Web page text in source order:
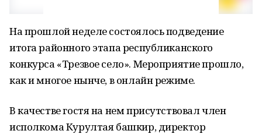
На прошлой неделе состоялось подведение
итога районного этапа республиканского
конкурса «Трезвое село». Мероприятие прошло,
как и многое нынче, в онлайн режиме.
В качестве гостя на нем присутствовал член
исполкома Курултая башкир, директор